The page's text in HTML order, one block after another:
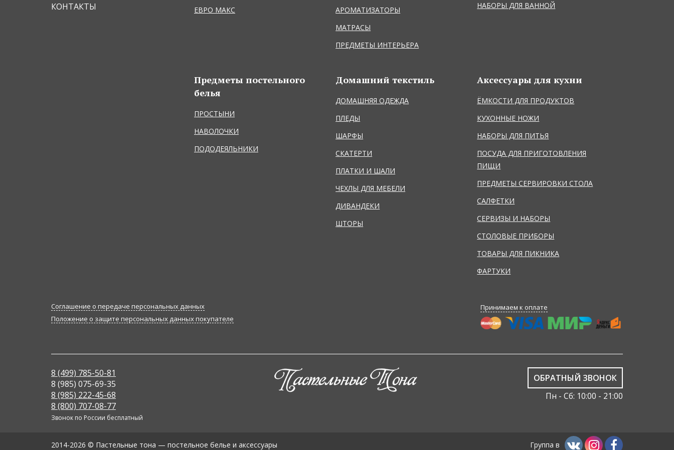
КОНТАКТЫ
ЕВРО МАКС
АРОМАТИЗАТОРЫ
МАТРАСЫ
ПРЕДМЕТЫ ИНТЕРЬЕРА
НАБОРЫ ДЛЯ ВАННОЙ
Предметы постельного
белья
ПРОСТЫНИ
НАВОЛОЧКИ
ПОДОДЕЯЛЬНИКИ
Домашний текстиль
ДОМАШНЯЯ ОДЕЖДА
ПЛЕДЫ
ШАРФЫ
СКАТЕРТИ
ПЛАТКИ И ШАЛИ
ЧЕХЛЫ ДЛЯ МЕБЕЛИ
ДИВАНДЕКИ
ШТОРЫ
Аксессуары для кухни
ЁМКОСТИ ДЛЯ ПРОДУКТОВ
КУХОННЫЕ НОЖИ
НАБОРЫ ДЛЯ ПИТЬЯ
ПОСУДА ДЛЯ ПРИГОТОВЛЕНИЯ
ПИЩИ
ПРЕДМЕТЫ СЕРВИРОВКИ СТОЛА
САЛФЕТКИ
СЕРВИЗЫ И НАБОРЫ
СТОЛОВЫЕ ПРИБОРЫ
ТОВАРЫ ДЛЯ ПИКНИКА
ФАРТУКИ
Соглашение о передаче персональных данных
Положение о защите персональных данных покупателе
Принимаем к оплате
8 (499) 785-50-81
8 (985) 075-69-35
8 (985) 222-45-68
8 (800) 707-08-77
Звонок по России бесплатный
ОБРАТНЫЙ ЗВОНОК
Пн - Сб: 10:00 - 21:00
2014-2026 © Пастельные тона — постельное белье и аксессуары Группа в